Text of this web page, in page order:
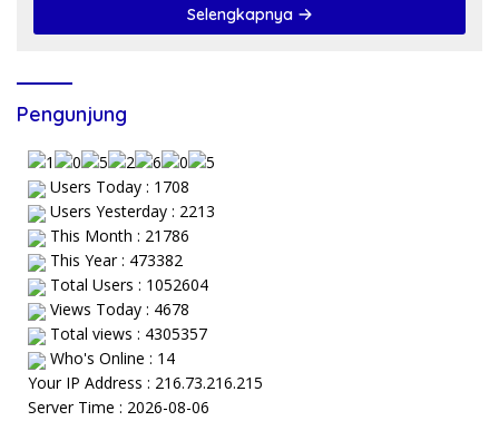
Selengkapnya
Pengunjung
Users Today : 1708
Users Yesterday : 2213
This Month : 21786
This Year : 473382
Total Users : 1052604
Views Today : 4678
Total views : 4305357
Who's Online : 14
Your IP Address : 216.73.216.215
Server Time : 2026-08-06